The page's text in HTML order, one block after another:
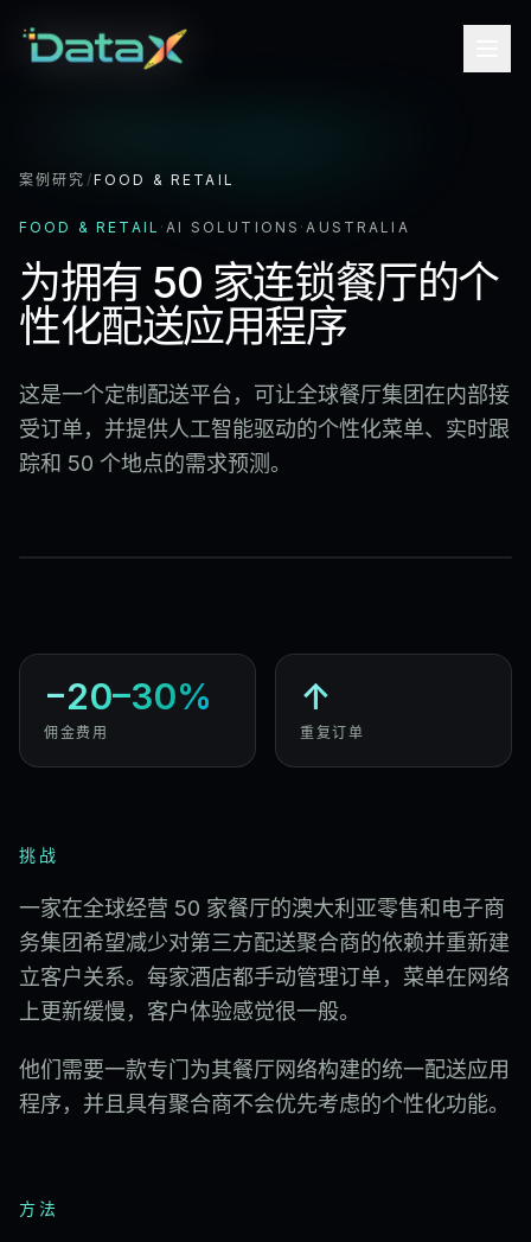
案例研究 /FOOD & RETAIL
FOOD & RETAIL ·AI SOLUTIONS ·AUSTRALIA
为拥有 50 家连锁餐厅的个
性化配送应用程序
这是一个定制配送平台，可让全球餐厅集团在内部接
受订单，并提供人工智能驱动的个性化菜单、实时跟
踪和 50 个地点的需求预测。
−20–30%
佣金费用
↑
重复订单
挑战
一家在全球经营 50 家餐厅的澳大利亚零售和电子商
务集团希望减少对第三方配送聚合商的依赖并重新建
立客户关系。每家酒店都手动管理订单，菜单在网络
上更新缓慢，客户体验感觉很一般。
他们需要一款专门为其餐厅网络构建的统一配送应用
程序，并且具有聚合商不会优先考虑的个性化功能。
方法